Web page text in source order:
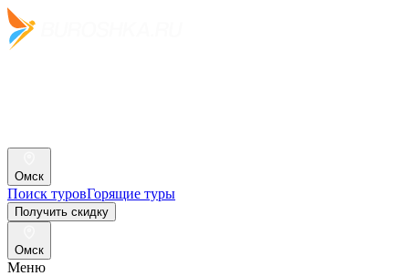
Омск
Поиск туровГорящие туры
Получить скидку
Омск
Меню